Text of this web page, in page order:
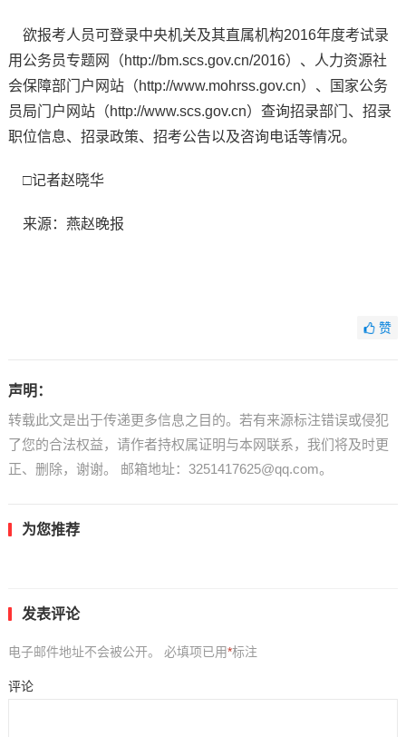
欲报考人员可登录中央机关及其直属机构2016年度考试录
用公务员专题网（http://bm.scs.gov.cn/2016）、人力资源社
会保障部门户网站（http://www.mohrss.gov.cn）、国家公务
员局门户网站（http://www.scs.gov.cn）查询招录部门、招录
职位信息、招录政策、招考公告以及咨询电话等情况。
□记者赵晓华
来源：燕赵晚报
赞
声明：
转载此文是出于传递更多信息之目的。若有来源标注错误或侵犯
了您的合法权益，请作者持权属证明与本网联系，我们将及时更
正、删除，谢谢。 邮箱地址：3251417625@qq.com。
为您推荐
发表评论
电子邮件地址不会被公开。 必填项已用*标注
评论